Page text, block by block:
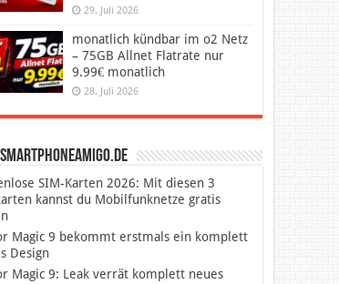
29. Juli 2026
monatlich kündbar im o2 Netz
– 75GB Allnet Flatrate nur
9.99€ monatlich
28. Juli 2026
SmartphoneAmigo.de
SIM-Karten 2026: Mit diesen 3
kannst du Mobilfunknetze gratis
Magic 9 bekommt erstmals ein komplett
Design
Magic 9: Leak verrät komplett neues